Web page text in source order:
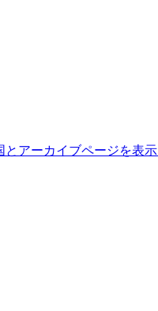
とアーカイブページを表示